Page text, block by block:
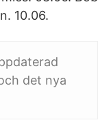
10.06.
det nya